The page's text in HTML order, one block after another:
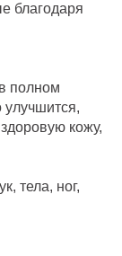
благодаря
полном
улучшится,
кожу,
тела, ног,